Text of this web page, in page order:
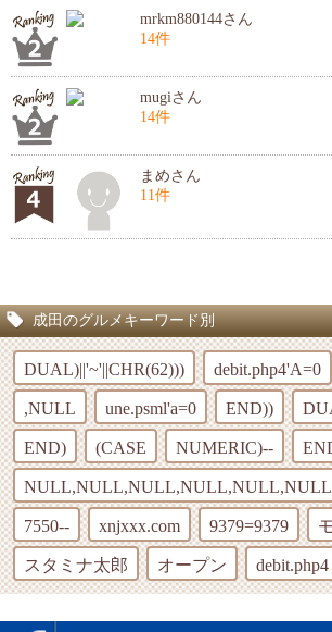
mrkm880144さん
14件
mugiさん
14件
まめさん
11件
成田のグルメキーワード別
DUAL)||'~'||CHR(62))) debit.php4'A=0
,NULL une.psml'a=0 END))
END) (CASE NUMERIC)--
7550-- xnjxxx.com 9379=9379
スタミナ太郎 オープン debit.php4